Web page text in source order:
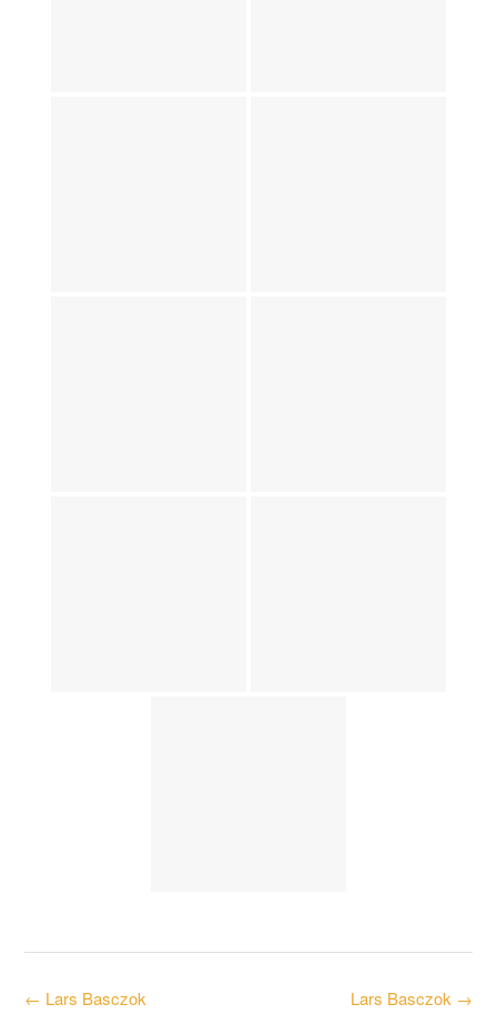
Post Lars Basczok →
← Lars Basczok